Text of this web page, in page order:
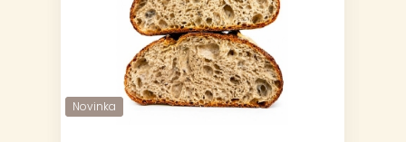
Novinka
Novinka